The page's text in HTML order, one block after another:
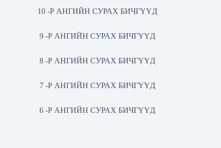
10 -Р АНГИЙН СУРАХ БИЧГҮҮД
9 -Р АНГИЙН СУРАХ БИЧГҮҮД
8 -Р АНГИЙН СУРАХ БИЧГҮҮД
7 -Р АНГИЙН СУРАХ БИЧГҮҮД
6 -Р АНГИЙН СУРАХ БИЧГҮҮД